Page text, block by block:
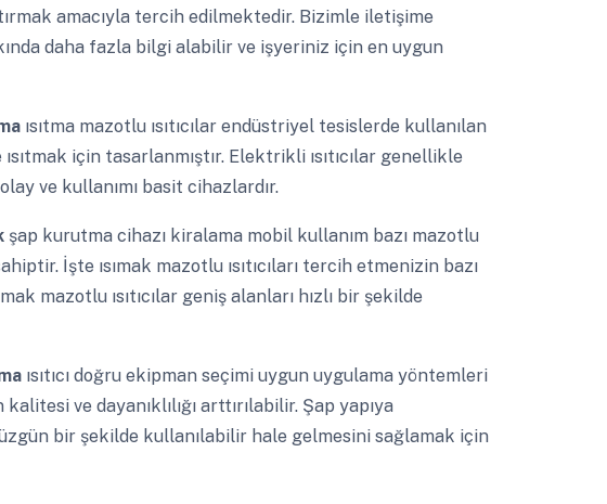
amacıyla tercih edilmektedir. Bizimle iletişime
daha fazla bilgi alabilir ve işyeriniz için en uygun
ısıtma mazotlu ısıtıcılar endüstriyel tesislerde kullanılan
için tasarlanmıştır. Elektrikli ısıtıcılar genellikle
ve kullanımı basit cihazlardır.
şap kurutma cihazı kiralama mobil kullanım bazı mazotlu
İşte ısımak mazotlu ısıtıcıları tercih etmenizin bazı
mazotlu ısıtıcılar geniş alanları hızlı bir şekilde
ısıtıcı doğru ekipman seçimi uygun uygulama yöntemleri
ve dayanıklılığı arttırılabilir. Şap yapıya
bir şekilde kullanılabilir hale gelmesini sağlamak için